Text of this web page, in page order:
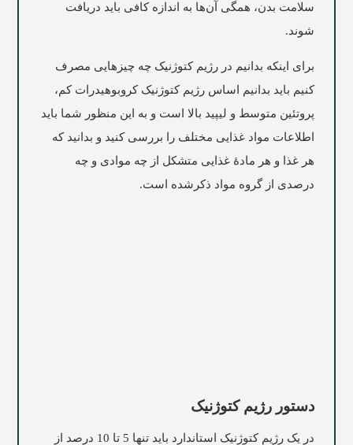
سلامت بدن، همگی آن‌ها به اندازه کافی باید دریافت
شوند.
برای اینکه بدانیم در رژیم کتوژنیک چه چیزهایی مصرف
کنیم باید بدانیم اساس رژیم کتوژنیک کروبوهیدرات کم،
پروتئین متوسط و لیپید بالا است و به این منظور شما باید
اطلاعات مواد غذایی مختلف را بررسی کنید و بدانید که
هر غذا و هر مادۀ غذایی متشکل از چه موادی و چه
درصدی از گروه مواد ذکرشده است.
دستور رژیم کتوژنیک
در یک رژیم کتوژنیک استاندارد باید تنها 5 تا 10 درصد از